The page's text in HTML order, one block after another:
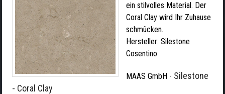
ein stilvolles Material. Der
Coral Clay wird Ihr Zuhause
schmücken.
Hersteller: Silestone
Cosentino
MAAS GmbH - Silestone
- Coral Clay